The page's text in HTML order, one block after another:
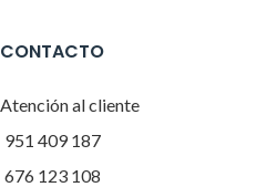
CONTACTO
Atención al cliente
951 409 187
676 123 108